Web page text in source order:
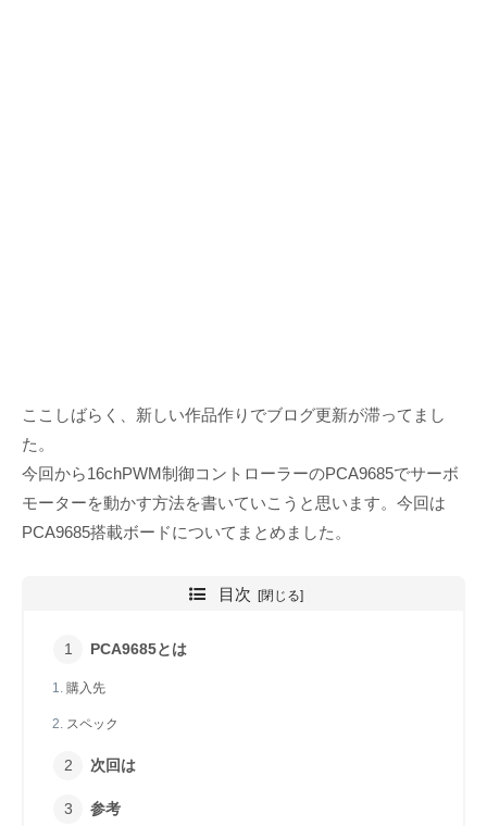
ここしばらく、新しい作品作りでブログ更新が滞ってまし
た。
今回から16chPWM制御コントローラーのPCA9685でサーボ
モーターを動かす方法を書いていこうと思います。今回は
PCA9685搭載ボードについてまとめました。
目次
PCA9685とは
購入先
スペック
次回は
参考